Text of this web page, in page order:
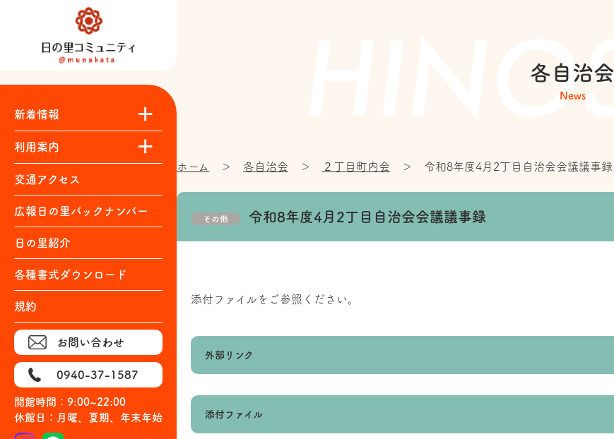
新着情報
運営協議会
日の里まつり・ほか
構成団体
各自治会
まちづくり委員会
みんなの広場
利用案内
施設紹介
利用料金
利用申込
お問い合わせ
自主講座一覧
交通アクセス
広報日の里バックナンバー
日の里紹介
各種書式ダウンロード
規約
お問い合わせ
0940-37-1587
開館時間：9:00~22:00
休館日：月曜、夏期、年末年始
各自治会
News
ホーム ＞ 各自治会 ＞ ２丁目町内会 ＞ 令和8年度4月2丁目自治会会議議事録
その他 令和8年度4月2丁目自治会会議議事録
添付ファイルをご参照ください。
外部リンク
添付ファイル